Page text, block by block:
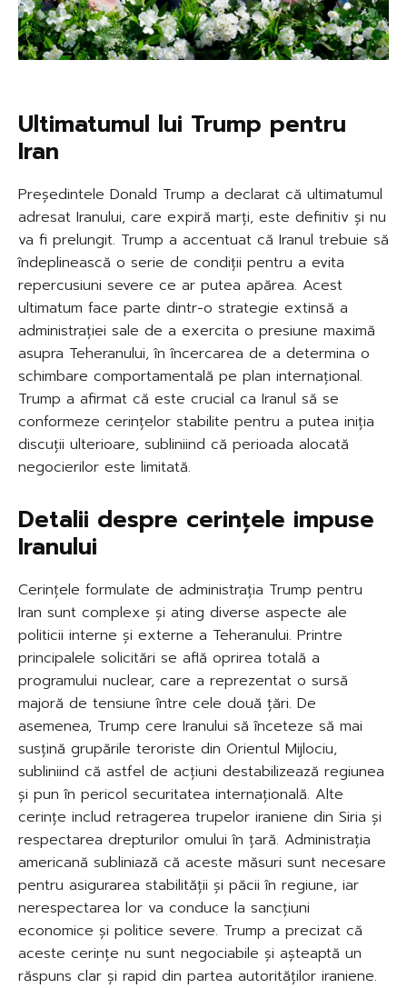
Ultimatumul lui Trump pentru
Iran
Președintele Donald Trump a declarat că ultimatumul
adresat Iranului, care expiră marți, este definitiv și nu
va fi prelungit. Trump a accentuat că Iranul trebuie să
îndeplinească o serie de condiții pentru a evita
repercusiuni severe ce ar putea apărea. Acest
ultimatum face parte dintr-o strategie extinsă a
administrației sale de a exercita o presiune maximă
asupra Teheranului, în încercarea de a determina o
schimbare comportamentală pe plan internațional.
Trump a afirmat că este crucial ca Iranul să se
conformeze cerințelor stabilite pentru a putea iniția
discuții ulterioare, subliniind că perioada alocată
negocierilor este limitată.
Detalii despre cerințele impuse
Iranului
Cerințele formulate de administrația Trump pentru
Iran sunt complexe și ating diverse aspecte ale
politicii interne și externe a Teheranului. Printre
principalele solicitări se află oprirea totală a
programului nuclear, care a reprezentat o sursă
majoră de tensiune între cele două țări. De
asemenea, Trump cere Iranului să înceteze să mai
susțină grupările teroriste din Orientul Mijlociu,
subliniind că astfel de acțiuni destabilizează regiunea
și pun în pericol securitatea internațională. Alte
cerințe includ retragerea trupelor iraniene din Siria și
respectarea drepturilor omului în țară. Administrația
americană subliniază că aceste măsuri sunt necesare
pentru asigurarea stabilității și păcii în regiune, iar
nerespectarea lor va conduce la sancțiuni
economice și politice severe. Trump a precizat că
aceste cerințe nu sunt negociabile și așteaptă un
răspuns clar și rapid din partea autorităților iraniene.